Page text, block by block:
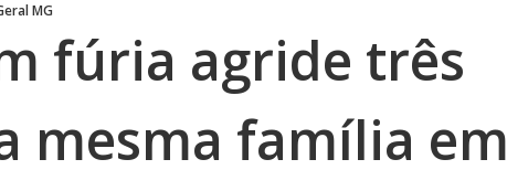
MG
fúria agride três
mesma família em